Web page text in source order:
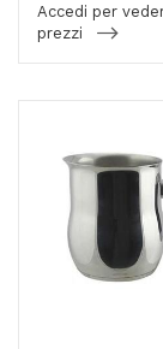
Accedi per
prezzi